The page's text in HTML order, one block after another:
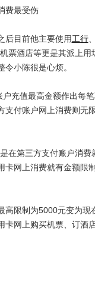
费最受伤
目前他主要使用工行
票酒店等更是其派上用
小陈很是心烦。
充值最高金额作出每
支付账户网上消费则无
第三方支付账户消费
卡网上消费就有金额限
限制为5000元变为现
网上购买机票、订酒